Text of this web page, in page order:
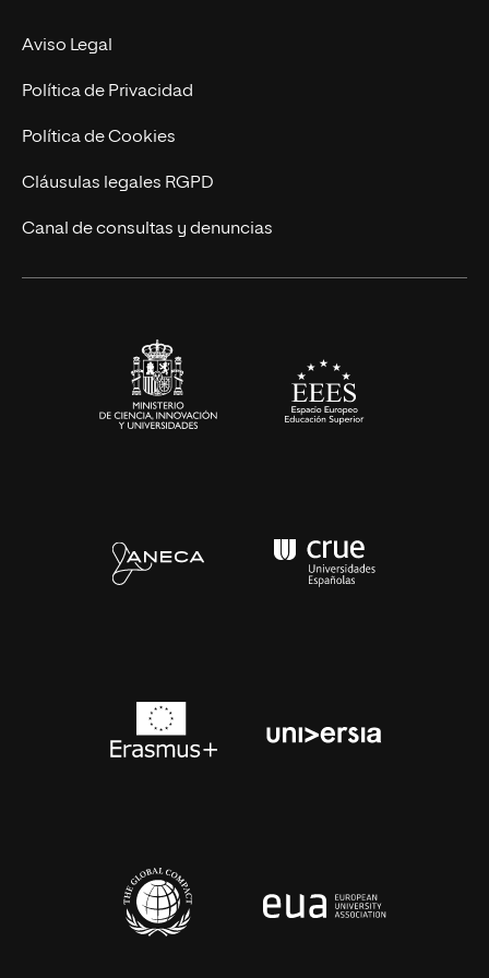
Experto Universitario
Postgrados
Cursos Universitarios
Nuestro Equipo
Trabaja en UNIR
Actualidad
UNIR Revista
Eventos
Aviso Legal
Política de Privacidad
Política de Cookies
Cláusulas legales RGPD
Canal de consultas y denuncias